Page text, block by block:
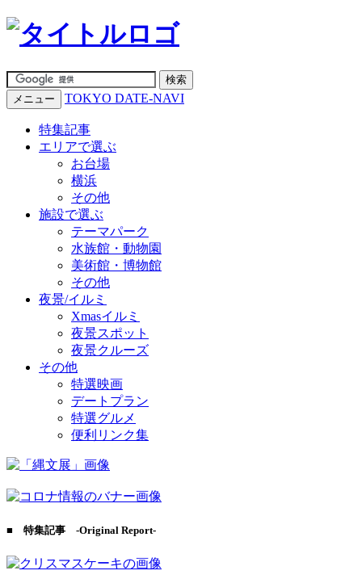
メニュー TOKYO DATE-NAVI
特集記事
エリアで選ぶ
お台場
横浜
その他
施設で選ぶ
テーマパーク
水族館・動物園
美術館・博物館
その他
夜景/イルミ
Xmasイルミ
夜景スポット
夜景クルーズ
その他
特選映画
デートプラン
特選グルメ
便利リンク集
■ 特集記事 -Original Report-